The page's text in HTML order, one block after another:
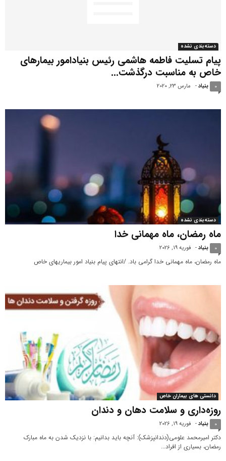
دسته‌بندی نشده
پیام تسلیت فاطمه هاشمی رئیس بنیادامور بیمارهای
خاص به مناسبت درگذشت...
بنیاد- مارس 23, 2020 0
دسته‌بندی نشده
ماه رمضان، ماه مهمانی خدا
بنیاد- فوریه 19, 2026 0
ماه رمضان، ماه مهمانی خدا گرامی باد. /انتهای پیام بنیاد امور بیماریهای خاص
دانستی های بیماران خاص
روزه‌داری و سلامت دهان و دندان
بنیاد- فوریه 19, 2026 0
دکتر امیرمحمد علومی(دندانپزشک): آنچه باید بدانیم: با نزدیک شدن به ماه مبارک
رمضان، بسیاری از افراد...